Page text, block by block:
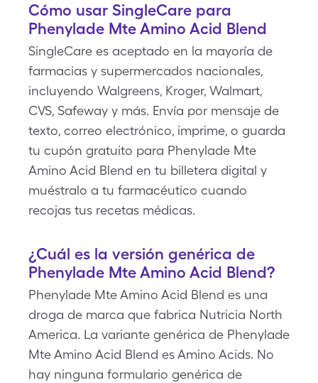
Cómo usar SingleCare para
Phenylade Mte Amino Acid Blend
SingleCare es aceptado en la mayoría de
farmacias y supermercados nacionales,
incluyendo Walgreens, Kroger, Walmart,
CVS, Safeway y más. Envía por mensaje de
texto, correo electrónico, imprime, o guarda
tu cupón gratuito para Phenylade Mte
Amino Acid Blend en tu billetera digital y
muéstralo a tu farmacéutico cuando
recojas tus recetas médicas.
¿Cuál es la versión genérica de
Phenylade Mte Amino Acid Blend?
Phenylade Mte Amino Acid Blend es una
droga de marca que fabrica Nutricia North
America. La variante genérica de Phenylade
Mte Amino Acid Blend es Amino Acids. No
hay ninguna formulario genérica de